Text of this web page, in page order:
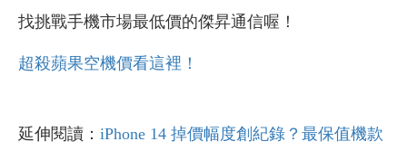
找挑戰手機市場最低價的傑昇通信喔！
超殺蘋果空機價看這裡！
延伸閱讀： iPhone 14 掉價幅度創紀錄？最保值機款